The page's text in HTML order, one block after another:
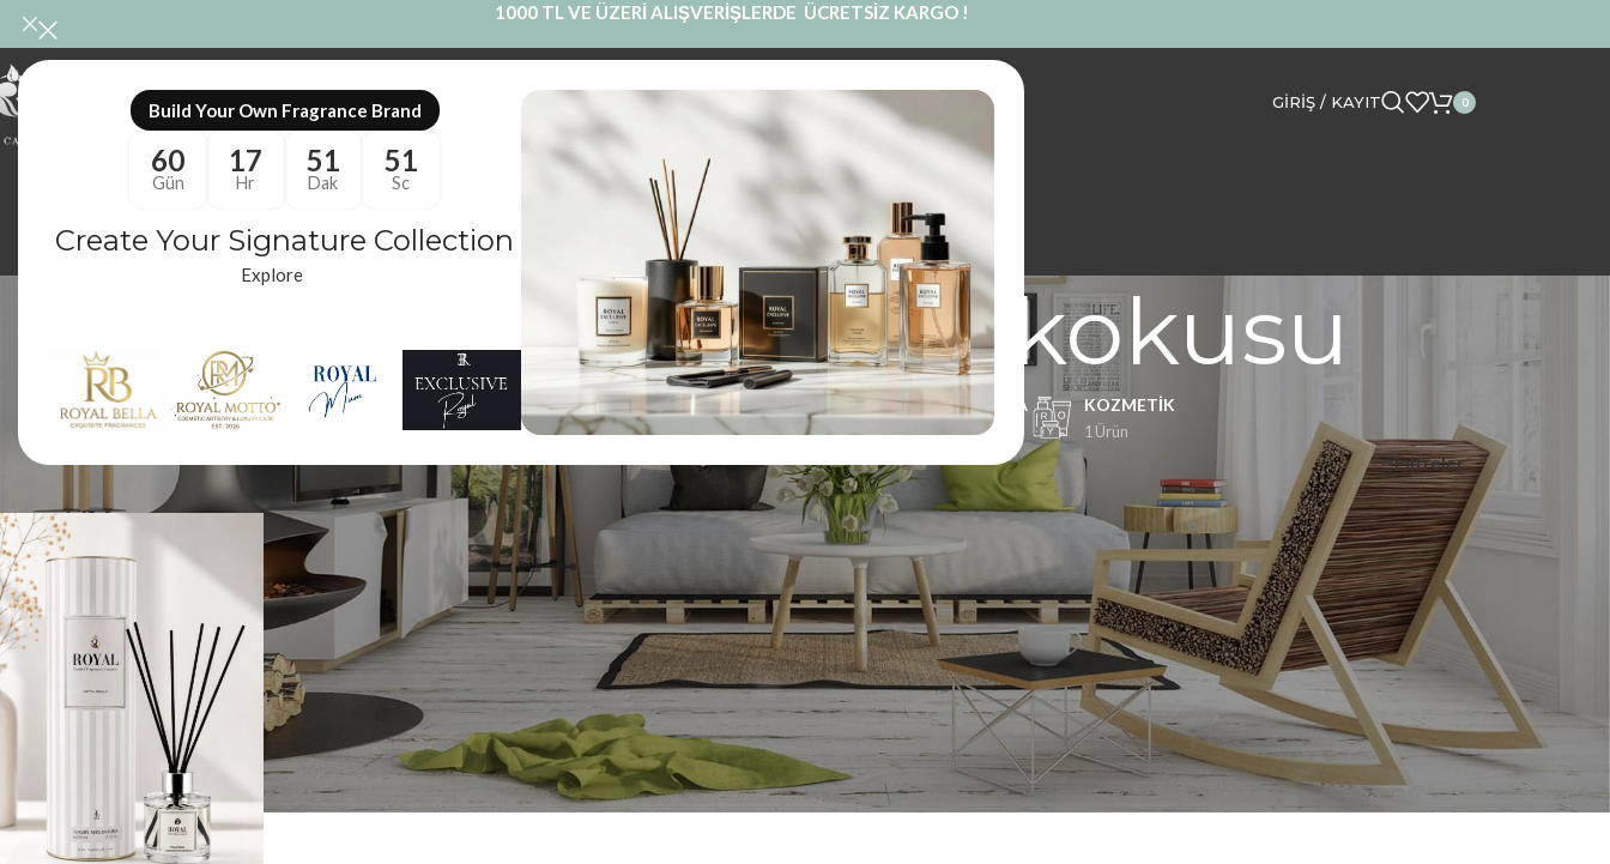
Build Your Own Fragrance Brand
60
Gün
17
Hr
51
Dak
51
Sc
Create Your Signature Collection
Explore
1000 TL VE ÜZERİ ALIŞVERİŞLERDE ÜCRETSİZ KARGO !
ONLINE SATIŞ PRIVATE LABEL KURUMSAL GIRIŞ / KAYIT 0
iris ve vanilya oda kokusu
ODA KOKUSU
86 Ürünler
MUM
101 Ürünler
PARFÜM
97 Ürünler
KOKU KESESI
14 Ürünler
KOLONYA
16 Ürünler
KOZMETIK
1 Ürün
Royal Mum/Ürünler “iris ve vanilya oda kokusu” olarak etiketlendi Göster 12 Filtreler